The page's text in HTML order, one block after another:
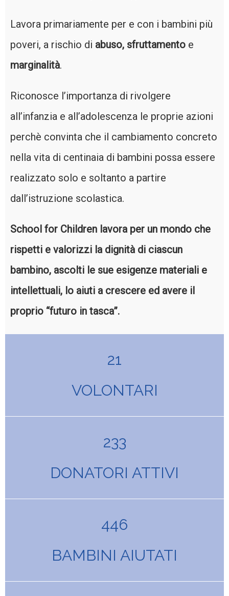
Lavora primariamente per e con i bambini più
poveri, a rischio di abuso, sfruttamento e
marginalità.
Riconosce l’importanza di rivolgere
all’infanzia e all’adolescenza le proprie azioni
perchè convinta che il cambiamento concreto
nella vita di centinaia di bambini possa essere
realizzato solo e soltanto a partire
dall’istruzione scolastica.
School for Children lavora per un mondo che
rispetti e valorizzi la dignità di ciascun
bambino, ascolti le sue esigenze materiali e
intellettuali, lo aiuti a crescere ed avere il
proprio “futuro in tasca”.
21
VOLONTARI
233
DONATORI ATTIVI
446
BAMBINI AIUTATI